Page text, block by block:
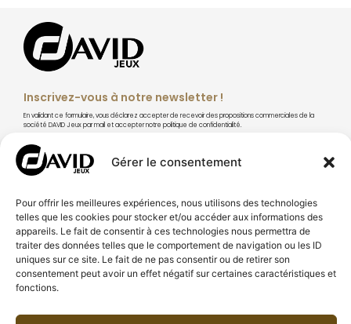
Gérer le consentement
Pour offrir les meilleures expériences, nous utilisons des technologies
telles que les cookies pour stocker et/ou accéder aux informations des
appareils. Le fait de consentir à ces technologies nous permettra de
traiter des données telles que le comportement de navigation ou les ID
uniques sur ce site. Le fait de ne pas consentir ou de retirer son
consentement peut avoir un effet négatif sur certaines caractéristiques et
fonctions.
Inscrivez-vous à notre newsletter !
En validant ce formulaire, vous déclarez accepter de recevoir des propositions commerciales de la
société DAVID Jeux par mail et accepter notre politique de confidentialité.
S'abonner
À PROPOS DE DAVID JEUX
CONSEILS & TECHNIQUES